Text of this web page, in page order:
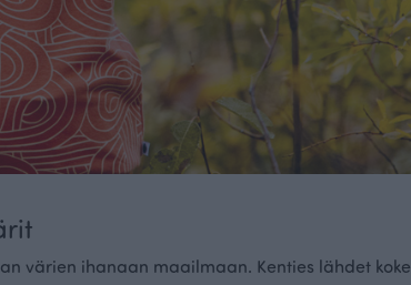
värien ihanaan maailmaan. Kenties lähdet